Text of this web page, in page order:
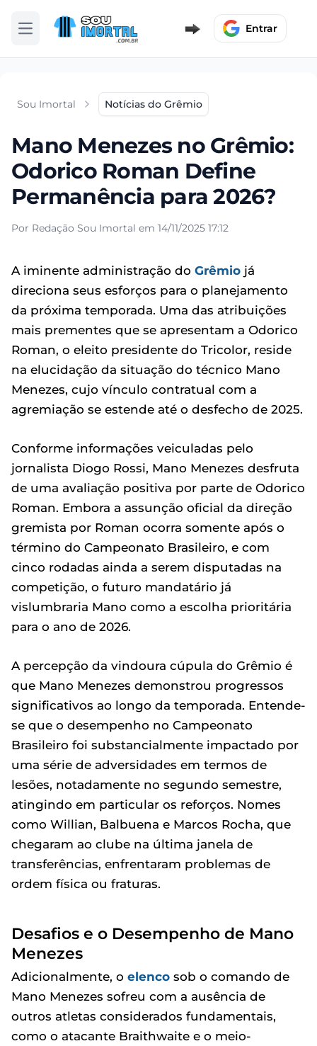
Abrir menu Entrar
Sou Imortal Notícias do Grêmio
Mano Menezes no Grêmio:
Odorico Roman Define
Permanência para 2026?
Por Redação Sou Imortal em 14/11/2025 17:12
A iminente administração do Grêmio já
direciona seus esforços para o planejamento
da próxima temporada. Uma das atribuições
mais prementes que se apresentam a Odorico
Roman, o eleito presidente do Tricolor, reside
na elucidação da situação do técnico Mano
Menezes, cujo vínculo contratual com a
agremiação se estende até o desfecho de 2025.
Conforme informações veiculadas pelo
jornalista Diogo Rossi, Mano Menezes desfruta
de uma avaliação positiva por parte de Odorico
Roman. Embora a assunção oficial da direção
gremista por Roman ocorra somente após o
término do Campeonato Brasileiro, e com
cinco rodadas ainda a serem disputadas na
competição, o futuro mandatário já
vislumbraria Mano como a escolha prioritária
para o ano de 2026.
A percepção da vindoura cúpula do Grêmio é
que Mano Menezes demonstrou progressos
significativos ao longo da temporada. Entende-
se que o desempenho no Campeonato
Brasileiro foi substancialmente impactado por
uma série de adversidades em termos de
lesões, notadamente no segundo semestre,
atingindo em particular os reforços. Nomes
como Willian, Balbuena e Marcos Rocha, que
chegaram ao clube na última janela de
transferências, enfrentaram problemas de
ordem física ou fraturas.
Desafios e o Desempenho de Mano
Menezes
Adicionalmente, o elenco sob o comando de
Mano Menezes sofreu com a ausência de
outros atletas considerados fundamentais,
como o atacante Braithwaite e o meio-